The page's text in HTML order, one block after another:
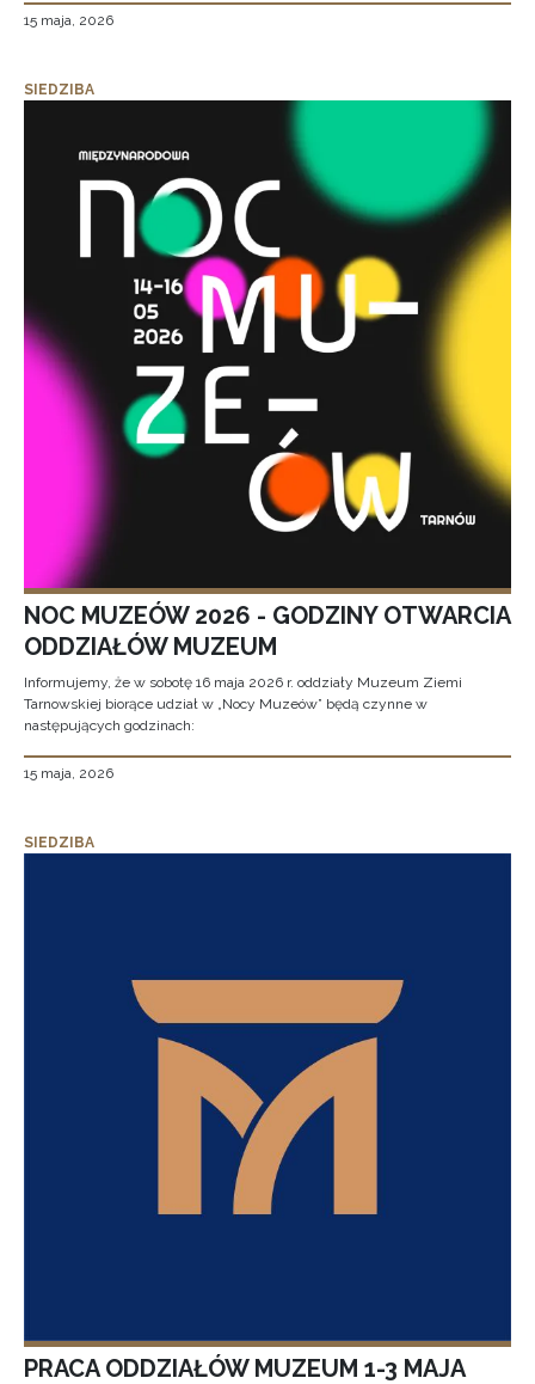
15 maja, 2026
SIEDZIBA
NOC MUZEÓW 2026 - GODZINY OTWARCIA
ODDZIAŁÓW MUZEUM
Informujemy, że w sobotę 16 maja 2026 r. oddziały Muzeum Ziemi
Tarnowskiej biorące udział w „Nocy Muzeów” będą czynne w
następujących godzinach:
15 maja, 2026
SIEDZIBA
PRACA ODDZIAŁÓW MUZEUM 1-3 MAJA